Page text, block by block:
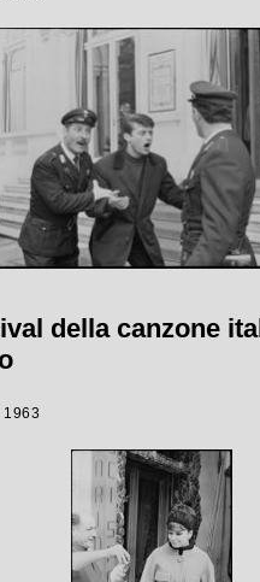
della canzone
1963